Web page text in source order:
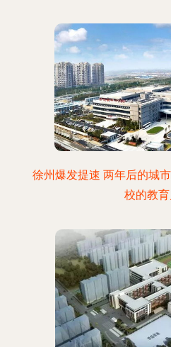
徐州爆发提速 两年后的城
校的教